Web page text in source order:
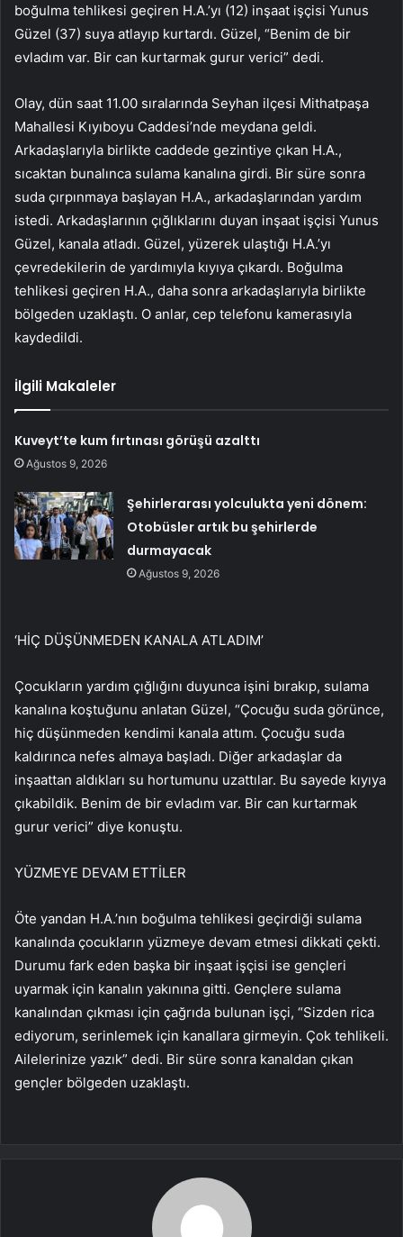
boğulma tehlikesi geçiren H.A.’yı (12) inşaat işçisi Yunus
Güzel (37) suya atlayıp kurtardı. Güzel, “Benim de bir
evladım var. Bir can kurtarmak gurur verici” dedi.
Olay, dün saat 11.00 sıralarında Seyhan ilçesi Mithatpaşa
Mahallesi Kıyıboyu Caddesi’nde meydana geldi.
Arkadaşlarıyla birlikte caddede gezintiye çıkan H.A.,
sıcaktan bunalınca sulama kanalına girdi. Bir süre sonra
suda çırpınmaya başlayan H.A., arkadaşlarından yardım
istedi. Arkadaşlarının çığlıklarını duyan inşaat işçisi Yunus
Güzel, kanala atladı. Güzel, yüzerek ulaştığı H.A.’yı
çevredekilerin de yardımıyla kıyıya çıkardı. Boğulma
tehlikesi geçiren H.A., daha sonra arkadaşlarıyla birlikte
bölgeden uzaklaştı. O anlar, cep telefonu kamerasıyla
kaydedildi.
İlgili Makaleler
Kuveyt’te kum fırtınası görüşü azalttı
Ağustos 9, 2026
Şehirlerarası yolculukta yeni dönem:
Otobüsler artık bu şehirlerde
durmayacak
Ağustos 9, 2026
‘HİÇ DÜŞÜNMEDEN KANALA ATLADIM’
Çocukların yardım çığlığını duyunca işini bırakıp, sulama
kanalına koştuğunu anlatan Güzel, “Çocuğu suda görünce,
hiç düşünmeden kendimi kanala attım. Çocuğu suda
kaldırınca nefes almaya başladı. Diğer arkadaşlar da
inşaattan aldıkları su hortumunu uzattılar. Bu sayede kıyıya
çıkabildik. Benim de bir evladım var. Bir can kurtarmak
gurur verici” diye konuştu.
YÜZMEYE DEVAM ETTİLER
Öte yandan H.A.’nın boğulma tehlikesi geçirdiği sulama
kanalında çocukların yüzmeye devam etmesi dikkati çekti.
Durumu fark eden başka bir inşaat işçisi ise gençleri
uyarmak için kanalın yakınına gitti. Gençlere sulama
kanalından çıkması için çağrıda bulunan işçi, “Sizden rica
ediyorum, serinlemek için kanallara girmeyin. Çok tehlikeli.
Ailelerinize yazık” dedi. Bir süre sonra kanaldan çıkan
gençler bölgeden uzaklaştı.